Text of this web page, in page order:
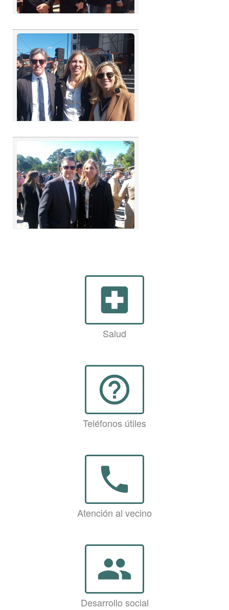
local_hospital
Salud
help_outline
Teléfonos útiles
phone
Atención al vecino
group
Desarrollo social